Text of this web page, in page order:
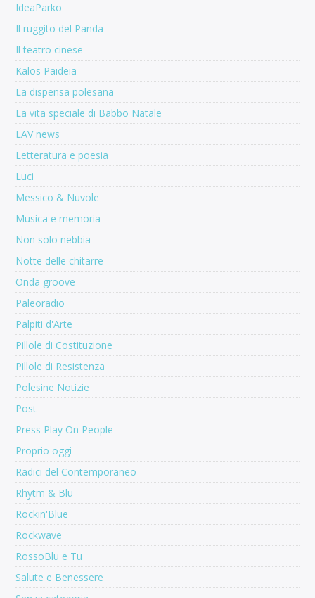
IdeaParko
Il ruggito del Panda
Il teatro cinese
Kalos Paideia
La dispensa polesana
La vita speciale di Babbo Natale
LAV news
Letteratura e poesia
Luci
Messico & Nuvole
Musica e memoria
Non solo nebbia
Notte delle chitarre
Onda groove
Paleoradio
Palpiti d'Arte
Pillole di Costituzione
Pillole di Resistenza
Polesine Notizie
Post
Press Play On People
Proprio oggi
Radici del Contemporaneo
Rhytm & Blu
Rockin'Blue
Rockwave
RossoBlu e Tu
Salute e Benessere